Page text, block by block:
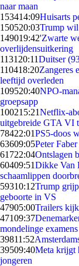
naar maan
153414:09Huisarts
150520:03Trump wil
149019:42'Zwarte
overlijdensuitkering
1131 20:11Duitser
110418:20Zangeres
leeftijd overleden
109520:40NPO-
groepsapp
100215:21Netflix-
uitgebreide GTA VI
78422:01PS5-doos
63609:05Peter
61722:04Ontslagen
60409:51Dikke Van
schaamlippen
59310:12Trump
geboorte in VS
47905:00Trailers
47109:37
mondelinge examens
39811:52
39509:40Meta krijgt
jongeren